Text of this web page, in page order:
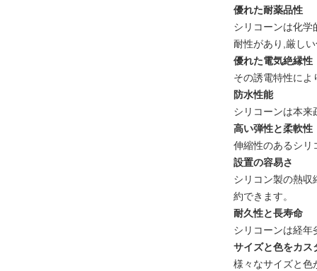
優れた耐薬品性
シリコーンは化学
耐性があり,厳し
優れた電気絶縁性
その誘電特性によ
防水性能
シリコーンは本来
高い弾性と柔軟性
伸縮性のあるシリ
設置の容易さ
シリコン製の熱収
約できます。
耐久性と長寿命
シリコーンは経年
サイズと色をカス
様々なサイズと色